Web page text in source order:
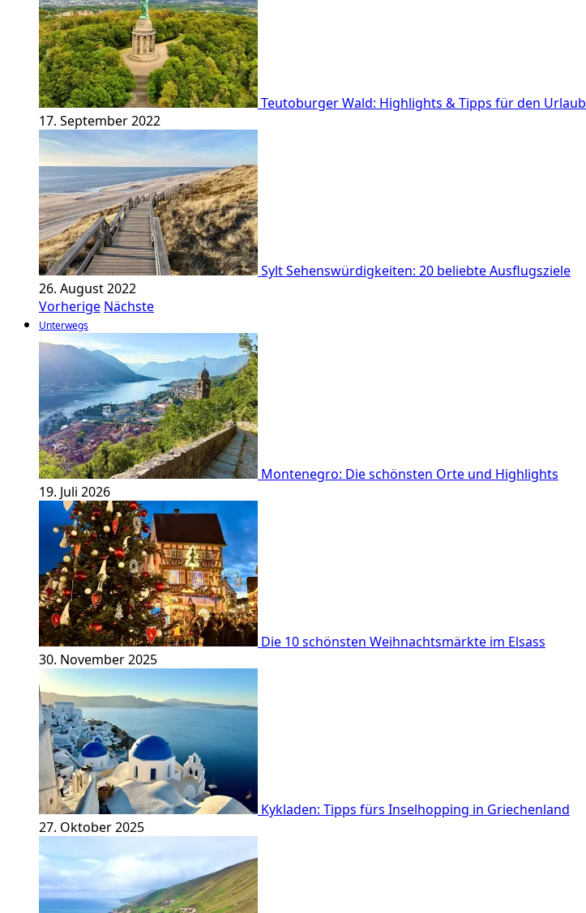
Teutoburger Wald: Highlights & Tipps für den Urlaub
17. September 2022
Sylt Sehenswürdigkeiten: 20 beliebte Ausflugsziele
26. August 2022
Vorherige Nächste
Unterwegs
Montenegro: Die schönsten Orte und Highlights
19. Juli 2026
Die 10 schönsten Weihnachtsmärkte im Elsass
30. November 2025
Kykladen: Tipps fürs Inselhopping in Griechenland
27. Oktober 2025